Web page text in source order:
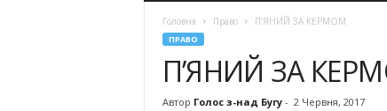
Головна Право П’ЯНИЙ ЗА КЕРМОМ
ПРАВО
П’ЯНИЙ ЗА
Автор Голос з-над Бугу- 2 Червня, 2017